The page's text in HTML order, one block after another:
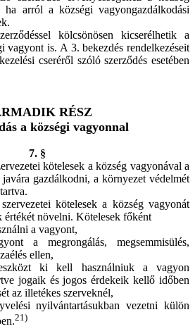
ha arról a községi vagyongazdálkodási
kölcsönösen kicserélhetik a
vagyont is. A 3. bekezdés rendelkezéseit
cseréről szóló szerződés esetében
RÉSZ
a községi vagyonnal
7. §
kötelesek a község vagyonával a
gazdálkodni, a környezet védelmét
kötelesek a község vagyonát
értékét növelni. Kötelesek főként
a vagyont,
a megrongálás, megsemmisülés,
ellen,
ki kell használniuk a vagyon
jogaik és jogos érdekeik kellő időben
az illetékes szerveknél,
nyilvántartásukban vezetni külön
21)